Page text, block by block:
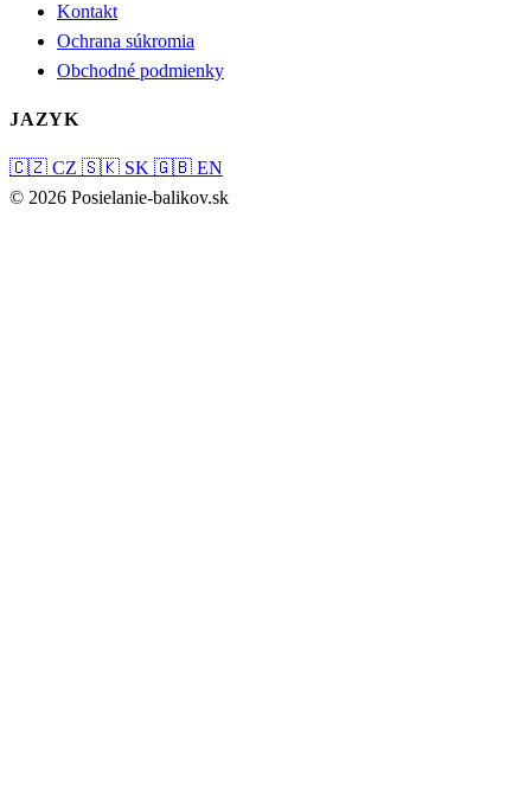
Kontakt
Ochrana súkromia
Obchodné podmienky
JAZYK
🇨🇿 CZ 🇸🇰 SK 🇬🇧 EN
© 2026 Posielanie-balikov.sk